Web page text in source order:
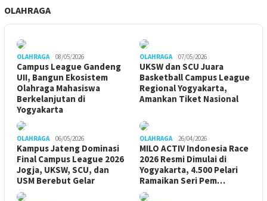
OLAHRAGA
OLAHRAGA 08/05/2026
Campus League Gandeng
UII, Bangun Ekosistem
Olahraga Mahasiswa
Berkelanjutan di
Yogyakarta
OLAHRAGA 07/05/2026
UKSW dan SCU Juara
Basketball Campus League
Regional Yogyakarta,
Amankan Tiket Nasional
OLAHRAGA 06/05/2026
Kampus Jateng Dominasi
Final Campus League 2026
Jogja, UKSW, SCU, dan
USM Berebut Gelar
OLAHRAGA 26/04/2026
MILO ACTIV Indonesia Race
2026 Resmi Dimulai di
Yogyakarta, 4.500 Pelari
Ramaikan Seri Pem…